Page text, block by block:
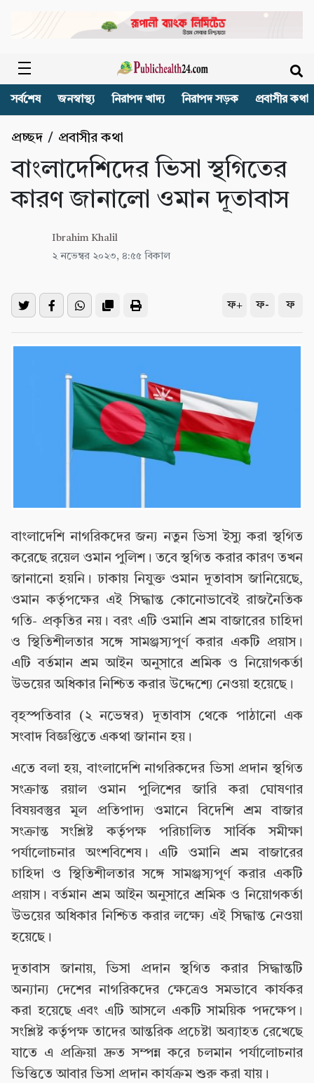
সর্বশেষ জনস্বাস্থ্য নিরাপদ খাদ্য নিরাপদ সড়ক প্রবাসীর কথা
প্রচ্ছদ / প্রবাসীর কথা
বাংলাদেশিদের ভিসা স্থগিতের
কারণ জানালো ওমান দূতাবাস
Ibrahim Khalil
২ নভেম্বর ২০২৩, ৪:৫৫ বিকাল
ফ+ ফ- ফ
বাংলাদেশি নাগরিকদের জন্য নতুন ভিসা ইস্যু করা স্থগিত
করেছে রয়েল ওমান পুলিশ। তবে স্থগিত করার কারণ তখন
জানানো হয়নি। ঢাকায় নিযুক্ত ওমান দূতাবাস জানিয়েছে,
ওমান কর্তৃপক্ষের এই সিদ্ধান্ত কোনোভাবেই রাজনৈতিক
গতি- প্রকৃতির নয়। বরং এটি ওমানি শ্রম বাজারের চাহিদা
ও স্থিতিশীলতার সঙ্গে সামঞ্জস্যপূর্ণ করার একটি প্রয়াস।
এটি বর্তমান শ্রম আইন অনুসারে শ্রমিক ও নিয়োগকর্তা
উভয়ের অধিকার নিশ্চিত করার উদ্দেশ্যে নেওয়া হয়েছে।
বৃহস্পতিবার (২ নভেম্বর) দূতাবাস থেকে পাঠানো এক
সংবাদ বিজ্ঞপ্তিতে একথা জানান হয়।
এতে বলা হয়, বাংলাদেশি নাগরিকদের ভিসা প্রদান স্থগিত
সংক্রান্ত রয়াল ওমান পুলিশের জারি করা ঘোষণার
বিষয়বস্তুর মূল প্রতিপাদ্য ওমানে বিদেশি শ্রম বাজার
সংক্রান্ত সংশ্লিষ্ট কর্তৃপক্ষ পরিচালিত সার্বিক সমীক্ষা
পর্যালোচনার অংশবিশেষ। এটি ওমানি শ্রম বাজারের
চাহিদা ও স্থিতিশীলতার সঙ্গে সামঞ্জস্যপূর্ণ করার একটি
প্রয়াস। বর্তমান শ্রম আইন অনুসারে শ্রমিক ও নিয়োগকর্তা
উভয়ের অধিকার নিশ্চিত করার লক্ষ্যে এই সিদ্ধান্ত নেওয়া
হয়েছে।
দূতাবাস জানায়, ভিসা প্রদান স্থগিত করার সিদ্ধান্তটি
অন্যান্য দেশের নাগরিকদের ক্ষেত্রেও সমভাবে কার্যকর
করা হয়েছে এবং এটি আসলে একটি সাময়িক পদক্ষেপ।
সংশ্লিষ্ট কর্তৃপক্ষ তাদের আন্তরিক প্রচেষ্টা অব্যাহত রেখেছে
যাতে এ প্রক্রিয়া দ্রুত সম্পন্ন করে চলমান পর্যালোচনার
ভিত্তিতে আবার ভিসা প্রদান কার্যক্রম শুরু করা যায়।